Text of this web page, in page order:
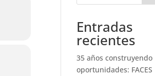
Entradas
recientes
35 años construyendo
oportunidades: FACES